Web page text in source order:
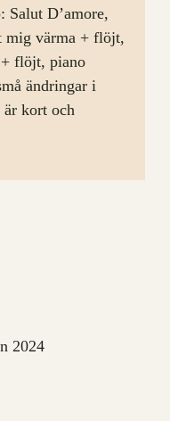
Salut D’amore,
mig värma + flöjt,
flöjt, piano
ändringar i
är kort och
2024